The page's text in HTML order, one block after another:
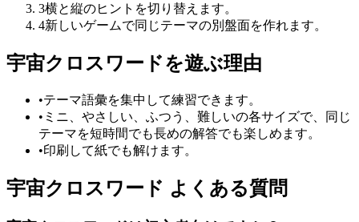
3横と縦のヒントを切り替えます。
4新しいゲームで同じテーマの別盤面を作れます。
宇宙クロスワードを遊ぶ理由
•テーマ語彙を集中して練習できます。
• ミニ、やさしい、ふつう、難しいの各サイズで、同じ
テーマを短時間でも長めの解答でも楽しめます。
•印刷して紙でも解けます。
宇宙クロスワード よくある質問